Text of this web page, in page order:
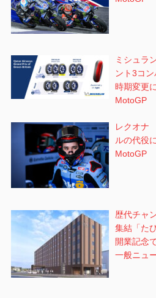
ミシュラ
ント3コ
時期変更
MotoGP
レクオナ
ルの代役に
MotoGP
歴代チャ
集結「た
開業記念
一般ニュ